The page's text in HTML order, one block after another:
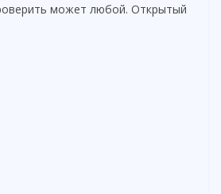
может любой. Открытый